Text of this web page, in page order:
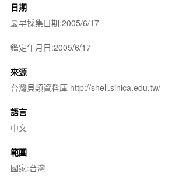
日期
最早採集日期:2005/6/17
鑑定年月日:2005/6/17
來源
台灣貝類資料庫 http://shell.sinica.edu.tw/
語言
中文
範圍
國家:台灣